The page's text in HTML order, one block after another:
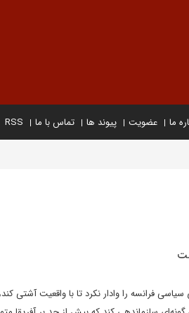
ما عضویت پیوند ها تماس با ما RSS
فرانسه را وادار نکرد تا با واقعیت آشتی